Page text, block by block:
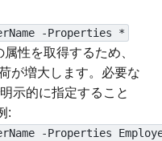
-Properties *
性を取得するため、
が増大します。必要な
示的に指定すること
:
-Properties